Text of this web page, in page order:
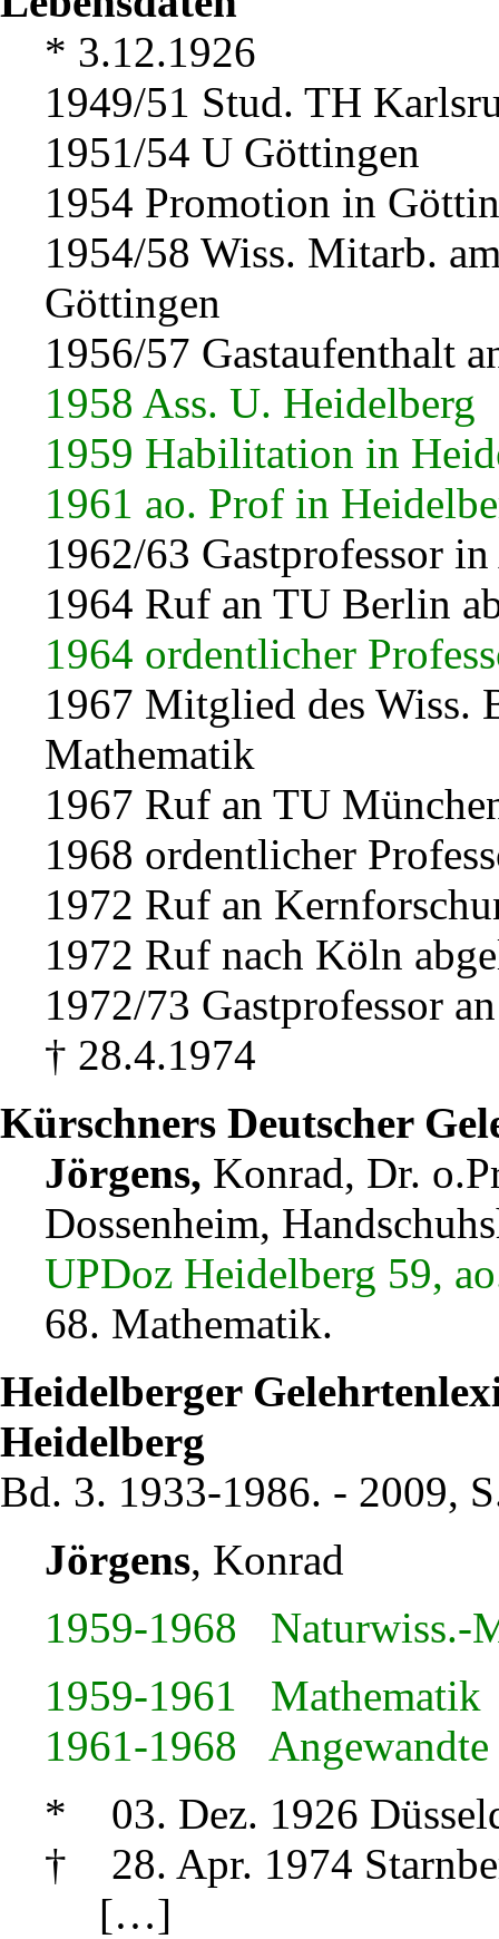
* 3.12.1926
1949/51 Stud. TH
1951/54 U Göttingen
1954 Promotion in
1954/58 Wiss. Mitarb.
Göttingen
1956/57 Gastaufenthalt
1958 Ass. U. Heidelberg
1959 Habilitation in
1961 ao. Prof in
1962/63 Gastprofessor
1964 Ruf an TU Berlin
1964 ordentlicher
1967 Mitglied des Wiss.
Mathematik
1967 Ruf an TU
1968 ordentlicher
1972 Ruf an
1972 Ruf nach Köln
1972/73 Gastprofessor
† 28.4.1974
Kürschners Deutscher
Jörgens, Konrad, Dr.
Dossenheim,
UPDoz Heidelberg 59,
68. Mathematik.
Heidelberger
Heidelberg
Bd. 3. 1933-1986. - 2009,
Jörgens, Konrad
1959-1968 Naturwiss.-
1959-1961 Mathematik
1961-1968 Angewandte
* 03. Dez. 1926
† 28. Apr. 1974
[…]